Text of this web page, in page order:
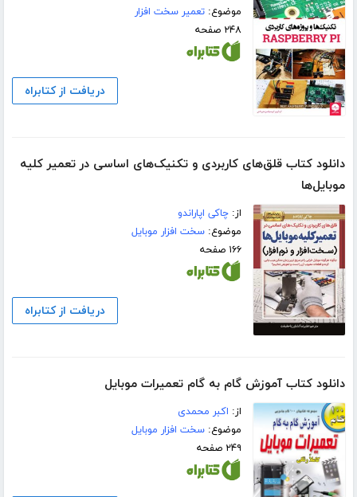
موضوع:تعمیر سخت افزار
۲۴۸ صفحه
دریافت از کتابراه
دانلود کتاب قلق‌های کاربردی و تکنیک‌های اساسی در تعمیر کلیه
موبایل‌ها
از:چاکی اپاراندو
موضوع:سخت افزار موبایل
۱۶۶ صفحه
دریافت از کتابراه
دانلود کتاب آموزش گام به گام تعمیرات موبایل
از: اکبر محمدی
موضوع:سخت افزار موبایل
۲۴۹ صفحه